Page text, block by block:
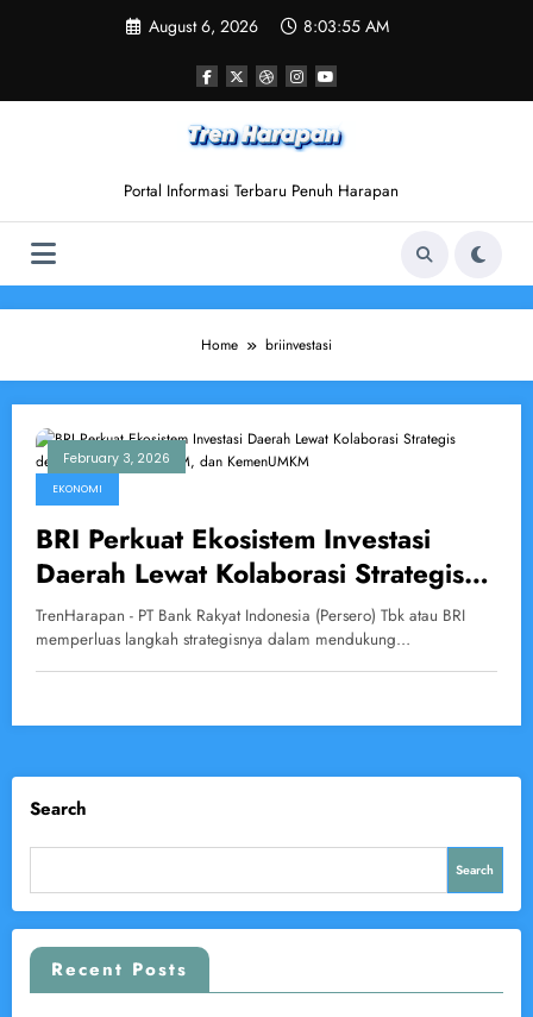
August 6, 2026 8:03:56 AM
Portal Informasi Terbaru Penuh Harapan
Home briinvestasi
February 3, 2026
EKONOMI
BRI Perkuat Ekosistem Investasi
Daerah Lewat Kolaborasi Strategis
dengan BP Batam, BKPM, dan
KemenUMKM
TrenHarapan - PT Bank Rakyat Indonesia (Persero) Tbk atau BRI
memperluas langkah strategisnya dalam mendukung…
Search
Search
Recent Posts